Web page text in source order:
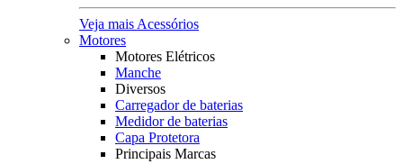
Veja mais Acessórios
Motores
Motores Elétricos
Manche
Diversos
Carregador de baterias
Medidor de baterias
Capa Protetora
Principais Marcas